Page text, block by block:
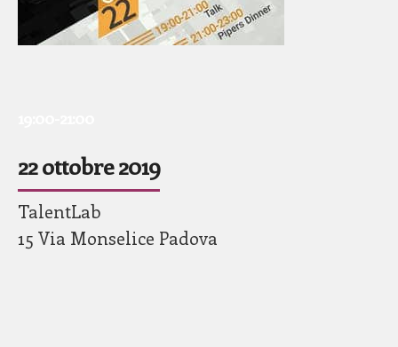
22 ottobre 2019
TalentLab
15 Via Monselice Padova